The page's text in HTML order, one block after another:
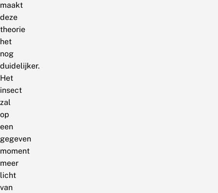
maakt
deze
theorie
het
nog
duidelijker.
Het
insect
zal
op
een
gegeven
moment
meer
licht
van